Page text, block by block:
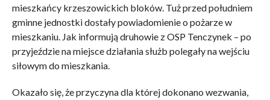
mieszkańcy krzeszowickich bloków. Tuż przed południem
gminne jednostki dostały powiadomienie o pożarze w
mieszkaniu. Jak informują druhowie z OSP Tenczynek – po
przyjeździe na miejsce działania służb polegały na wejściu
siłowym do mieszkania.
Okazało się, że przyczyna dla której dokonano wezwania,